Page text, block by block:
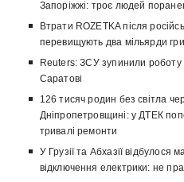
Запоріжжі: троє людей
Втрати ROZETKA після
перевищують два мільярди
Reuters: ЗСУ зупинили
Саратові
126 тисяч родин без світла
Дніпропетровщині: у ДТЕК
тривалі ремонти
У Грузії та Абхазії відбулося
відключення електрики: не